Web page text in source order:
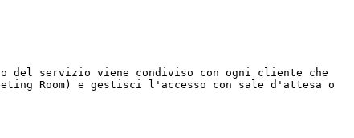
del servizio viene condiviso con ogni cliente che
Room) e gestisci l'accesso con sale d'attesa o